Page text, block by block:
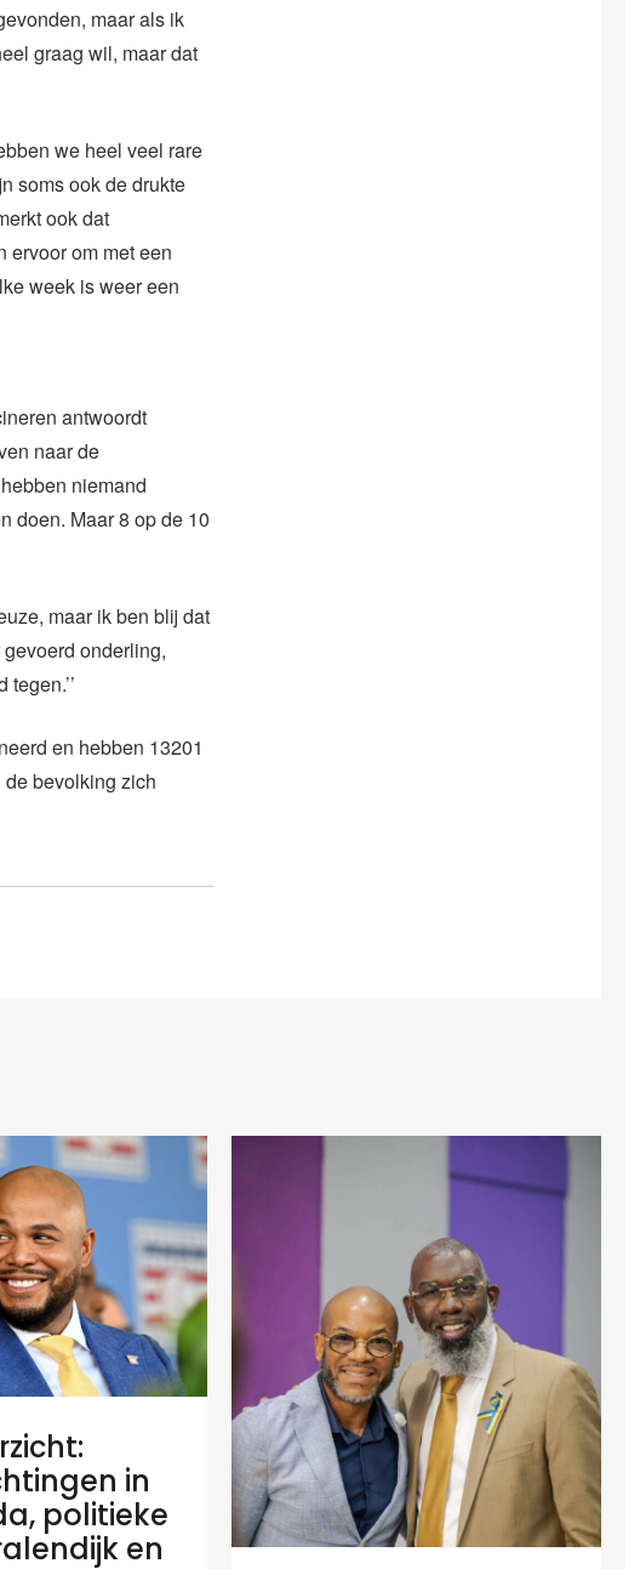
maar als ik
graag wil, maar dat
we heel veel rare
soms ook de drukte
ook dat
ervoor om met een
week is weer een
antwoordt
naar de
niemand
doen. Maar 8 op de 10
maar ik ben blij dat
onderling,
en hebben 13201
bevolking zich
in
politieke
en